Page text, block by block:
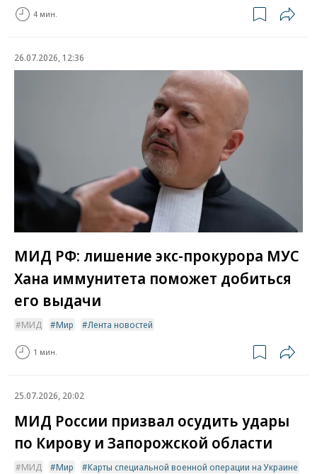
4 мин.
26.07.2026, 12:36
МИД РФ: лишение экс-прокурора МУС
Хана иммунитета поможет добиться
его выдачи
МИД Мир Лента новостей
1 мин.
25.07.2026, 20:02
МИД России призвал осудить удары
по Кирову и Запорожской области
МИД Мир
Карты специальной военной операции на Украине